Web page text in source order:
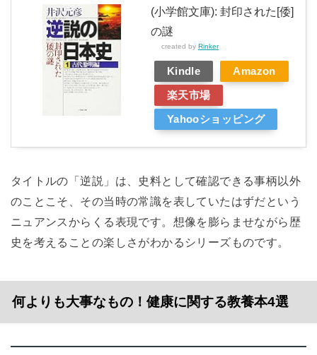
(小学館文庫): 封印された[倭]
の謎
created by Rinker
Kindle Amazon
楽天市場
Yahooショッピング
タイトルの「逆説」は、史料として確認できる事柄以外
のことこそ、その当時の常識を表していたはずだという
ニュアンスからくる表現です。想像を膨らませながら歴
史を考えることの楽しさがわかるシリーズものです。
何よりも大事なもの！健康に関する教養本4選